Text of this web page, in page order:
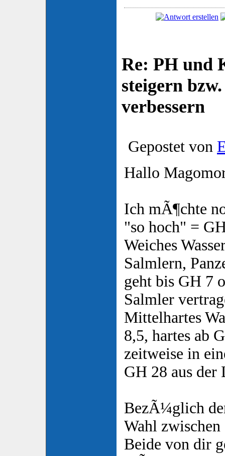
Re: PH und
steigern
verbessern
Gepostet von
Hallo
Ich mÃ¶chte
"so hoch" =
Weiches
Salmlern,
geht bis GH 7
Salmler
Mittelhartes
8,5, hartes ab
zeitweise in
GH 28 aus der
BezÃ¼glich
Wahl
Beide von dir